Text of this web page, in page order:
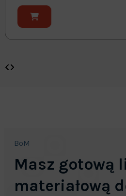
BoM
Masz gotową
materiałową